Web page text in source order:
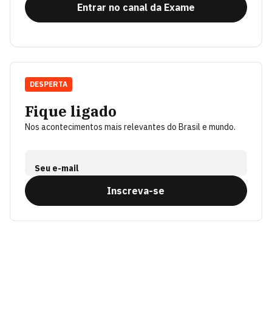
Entrar no canal da Exame
Fique ligado
Nos acontecimentos mais relevantes do Brasil e mundo.
Seu e-mail
Inscreva-se
DESPERTA